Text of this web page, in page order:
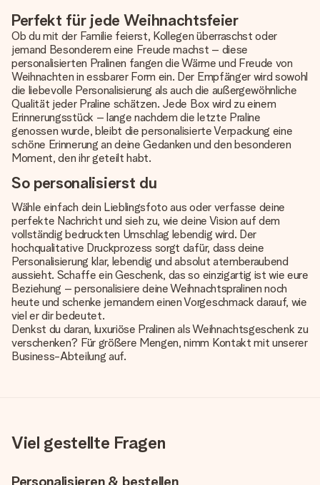
Perfekt für jede Weihnachtsfeier
Ob du mit der Familie feierst, Kollegen überraschst oder
jemand Besonderem eine Freude machst – diese
personalisierten Pralinen fangen die Wärme und Freude von
Weihnachten in essbarer Form ein. Der Empfänger wird sowohl
die liebevolle Personalisierung als auch die außergewöhnliche
Qualität jeder Praline schätzen. Jede Box wird zu einem
Erinnerungsstück – lange nachdem die letzte Praline
genossen wurde, bleibt die personalisierte Verpackung eine
schöne Erinnerung an deine Gedanken und den besonderen
Moment, den ihr geteilt habt.
So personalisierst du
Wähle einfach dein Lieblingsfoto aus oder verfasse deine
perfekte Nachricht und sieh zu, wie deine Vision auf dem
vollständig bedruckten Umschlag lebendig wird. Der
hochqualitative Druckprozess sorgt dafür, dass deine
Personalisierung klar, lebendig und absolut atemberaubend
aussieht. Schaffe ein Geschenk, das so einzigartig ist wie eure
Beziehung – personalisiere deine Weihnachtspralinen noch
heute und schenke jemandem einen Vorgeschmack darauf, wie
viel er dir bedeutet.
Denkst du daran, luxuriöse Pralinen als Weihnachtsgeschenk zu
verschenken? Für größere Mengen, nimm Kontakt mit unserer
Business-Abteilung auf.
Viel gestellte Fragen
Personalisieren & bestellen